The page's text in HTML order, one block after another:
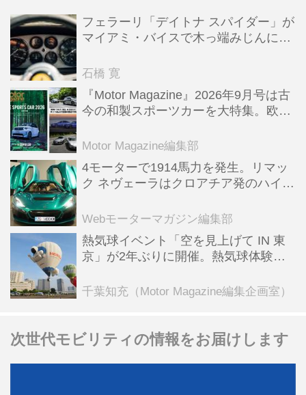
フェラーリ「デイトナ スパイダー」が
マイアミ・バイスで木っ端みじんにな
石橋 寛
『Motor Magazine』2026年9月号は古
今の和製スポーツカーを大特集。欧州
Motor Magazine編集部
4モーターで1914馬力を発生。リマッ
ク ネヴェーラはクロアチア発のハイパ
全版／115】
Webモーターマガジン編集部
熱気球イベント「空を見上げて IN 東
京」が2年ぶりに開催。熱気球体験搭
ンテンツも
千葉知充（Motor Magazine編集企画室）
次世代モビリティの情報をお届けします